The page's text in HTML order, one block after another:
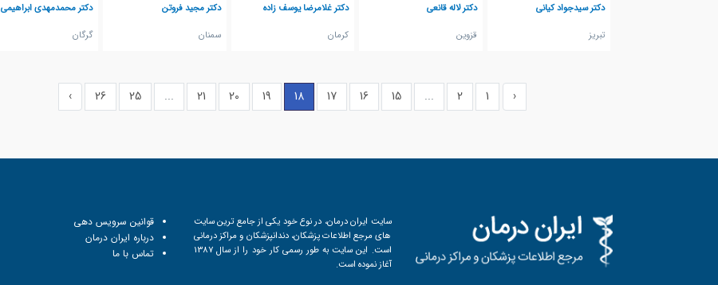
دکتر سیدجواد کیانی
تبريز
دکتر لاله قانعی
قزوين
دکتر غلامرضا یوسف زاده
كرمان
دکتر مجید فروتن
سمنان
دکتر محمدمهدی ابراهیمی
گرگان
‹
1
2
...
15
16
17
18
19
20
21
...
25
26
›
سایت ایران درمان، در نوع خود یکی از جامع ترین سایت
های مرجع اطلاعات پزشکان، دندانپزشکان و مراکز درمانی
است. این سایت به طور رسمی کار خود را از سال 1387
آغاز نموده است.
قوانین سرویس دهی
درباره ایران درمان
تماس با ما